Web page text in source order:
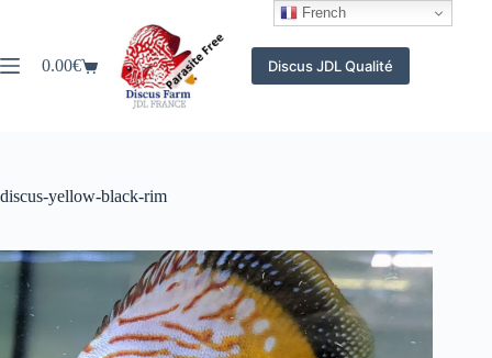
Panier
0.00€ Discus JDL Qualité
discus-yellow-black-rim
French